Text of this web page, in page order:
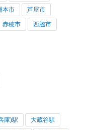
本市 芦屋市
赤穂市 西脇市
庫)駅 大蔵谷駅